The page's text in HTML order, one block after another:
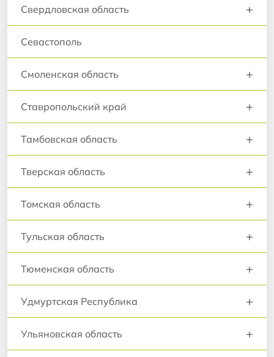
Свердловская область +
Севастополь
Смоленская область +
Ставропольский край +
Тамбовская область +
Тверская область +
Томская область +
Тульская область +
Тюменская область +
Удмуртская Республика +
Ульяновская область +